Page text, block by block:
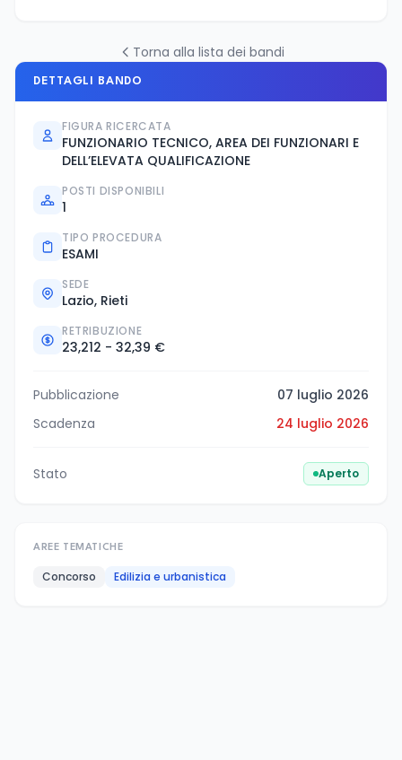
Torna alla lista dei bandi
DETTAGLI BANDO
FIGURA RICERCATA
FUNZIONARIO TECNICO, AREA DEI FUNZIONARI E
DELL’ELEVATA QUALIFICAZIONE
POSTI DISPONIBILI
1
TIPO PROCEDURA
ESAMI
SEDE
Lazio, Rieti
RETRIBUZIONE
23,212 - 32,39 €
Pubblicazione
07 luglio 2026
Scadenza
24 luglio 2026
Stato Aperto
AREE TEMATICHE
Concorso Edilizia e urbanistica